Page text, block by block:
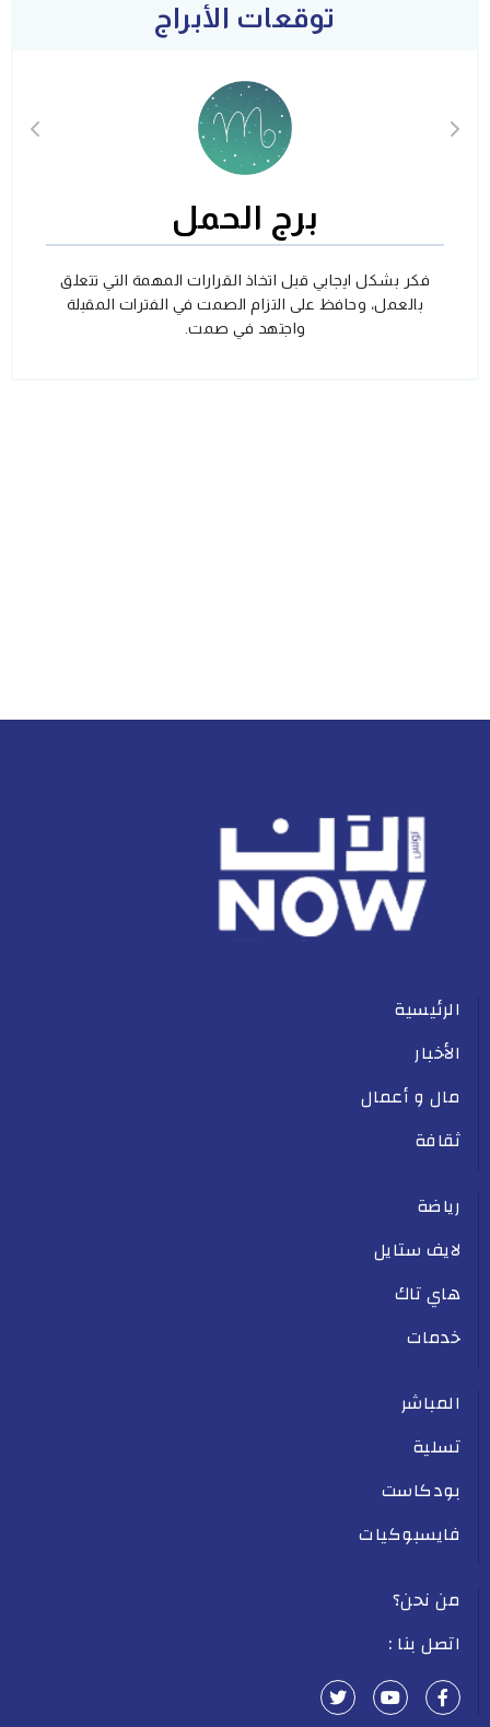
توقعات الأبراج
برج الحمل
فكر بشكل ايجابي قبل اتخاذ القرارات المهمة التي تتعلق
بالعمل، وحافظ على التزام الصمت في الفترات المقبلة
واجتهد في صمت.
الرئيسية
الأخبار
مال و أعمال
ثقافة
رياضة
لايف ستايل
هاي تاك
خدمات
المباشر
تسلية
بودكاست
فايسبوكيات
من نحن؟
اتصل بنا :